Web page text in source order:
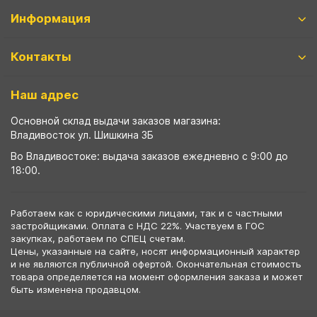
Вентиляционный выход
Колпаки, Проходы, Вент.ленты
Муфта трубы
Соединитель желоба
Трубы водосточные
Угол желоба
Хомут трубы
ХВОЙНАЯ фанера НЕ ШЛИФОВАННАЯ
Информация
Контакты
Наш адрес
Основной склад выдачи заказов магазина:
Владивосток ул. Шишкина 3Б
Во Владивостоке: выдача заказов ежедневно с 9:00 до
18:00.
Работаем как с юридическими лицами, так и с частными
застройщиками. Оплата с НДС 22%. Участвуем в ГОС
закупках, работаем по СПЕЦ счетам.
Цены, указанные на сайте, носят информационный характер
и не являются публичной офертой. Окончательная стоимость
товара определяется на момент оформления заказа и может
быть изменена продавцом.